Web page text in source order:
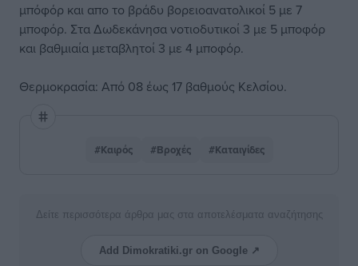
μπόφόρ και απο το βράδυ βορειοανατολικοί 5 με 7
μποφόρ. Στα Δωδεκάνησα νοτιοδυτικοί 3 με 5 μποφόρ
και βαθμιαία μεταβλητοί 3 με 4 μποφόρ.
Θερμοκρασία: Από 08 έως 17 βαθμούς Κελσίου.
#Καιρός #Βροχές #Καταιγίδες
Δείτε περισσότερα άρθρα μας στα αποτελέσματα αναζήτησης
Add Dimokratiki.gr on Google ↗